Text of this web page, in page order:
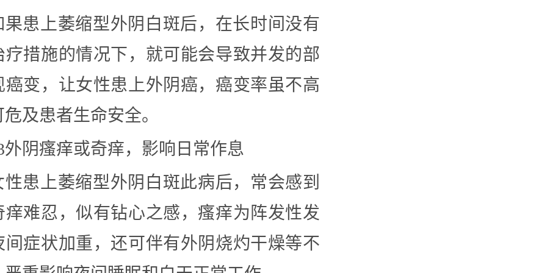
果患上萎缩型外阴白斑后，在长时间没有
疗措施的情况下，就可能会导致并发的部
癌变，让女性患上外阴癌，癌变率虽不高
及患者生命安全。
外阴瘙痒或奇痒，影响日常作息
性患上萎缩型外阴白斑此病后，常会感到
痒难忍，似有钻心之感，瘙痒为阵发性发
间症状加重，还可伴有外阴烧灼干燥等不